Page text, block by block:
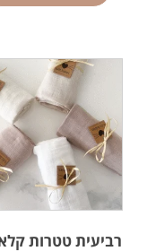
רביעית טטרות